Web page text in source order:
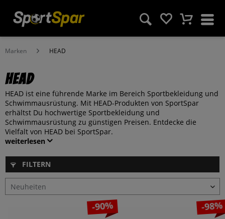
Marken HEAD
HEAD
HEAD ist eine führende Marke im Bereich Sportbekleidung und
Schwimmausrüstung. Mit HEAD-Produkten von SportSpar
erhältst Du hochwertige Sportbekleidung und
Schwimmausrüstung zu günstigen Preisen. Entdecke die
Vielfalt von HEAD bei SportSpar.
weiterlesen
FILTERN
-90% -98%